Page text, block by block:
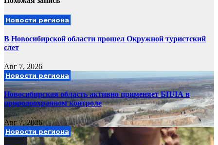
Новости региона
В Новосибирской области прошел Окружной туристский
слет
Авг 7, 2026
Новости региона
Новосибирская область активно применяет БПЛА в
природоохранном контроле
Авг 7, 2026
Новости региона